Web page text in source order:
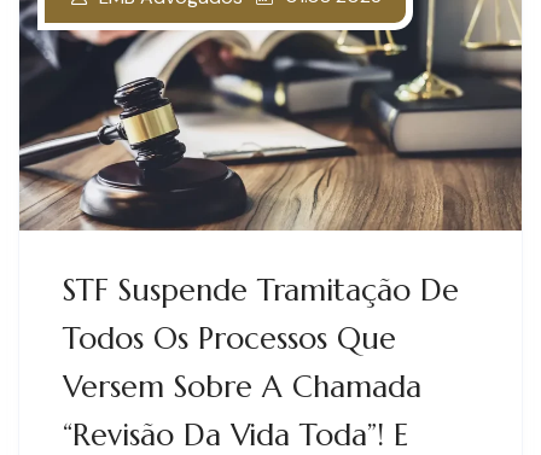
STF Suspende Tramitação De
Todos Os Processos Que
Versem Sobre A Chamada
“revisão Da Vida Toda”! E